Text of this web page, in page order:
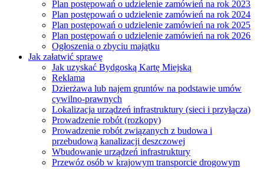
Plan postępowań o udzielenie zamówień na rok 2023
Plan postępowań o udzielenie zamówień na rok 2024
Plan postępowań o udzielenie zamówień na rok 2025
Plan postępowań o udzielenie zamówień na rok 2026
Ogłoszenia o zbyciu majątku
Jak załatwić sprawę
Jak uzyskać Bydgoską Kartę Miejską
Reklama
Dzierżawa lub najem gruntów na podstawie umów
cywilno-prawnych
Lokalizacja urządzeń infrastruktury (sieci i przyłącza)
Prowadzenie robót (rozkopy)
Prowadzenie robót związanych z budowa i
przebudową kanalizacji deszczowej
Wbudowanie urządzeń infrastruktury
Przewóz osób w krajowym transporcie drogowym